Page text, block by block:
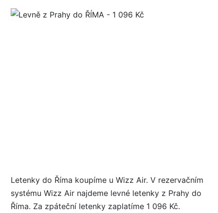
Letenky do Říma koupíme u Wizz Air. V rezervačním
systému Wizz Air najdeme levné letenky z Prahy do
Říma. Za zpáteční letenky zaplatíme 1 096 Kč.